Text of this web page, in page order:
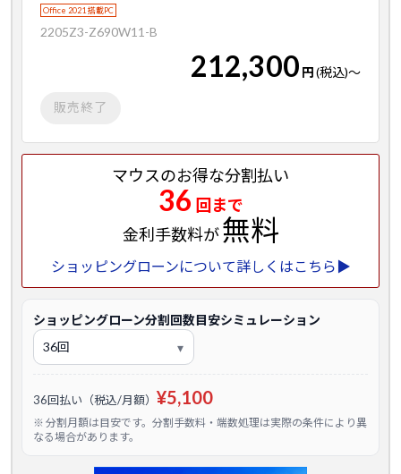
Office 2021 搭載PC
2205Z3-Z690W11-B
212,300 円(税込)～
販売終了
マウスのお得な分割払い
36 回まで
金利手数料が無料
ショッピングローンについて詳しくはこちら▶
ショッピングローン分割回数目安シミュレーション
36回払い（税込/月額） ¥5,100
※ 分割月額は目安です。分割手数料・端数処理は実際の条件により異
なる場合があります。